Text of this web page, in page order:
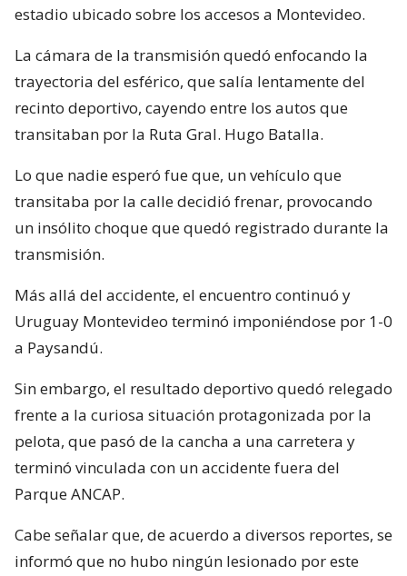
estadio ubicado sobre los accesos a Montevideo.
La cámara de la transmisión quedó enfocando la
trayectoria del esférico, que salía lentamente del
recinto deportivo, cayendo entre los autos que
transitaban por la Ruta Gral. Hugo Batalla.
Lo que nadie esperó fue que, un vehículo que
transitaba por la calle decidió frenar, provocando
un insólito choque que quedó registrado durante la
transmisión.
Más allá del accidente, el encuentro continuó y
Uruguay Montevideo terminó imponiéndose por 1-0
a Paysandú.
Sin embargo, el resultado deportivo quedó relegado
frente a la curiosa situación protagonizada por la
pelota, que pasó de la cancha a una carretera y
terminó vinculada con un accidente fuera del
Parque ANCAP.
Cabe señalar que, de acuerdo a diversos reportes, se
informó que no hubo ningún lesionado por este